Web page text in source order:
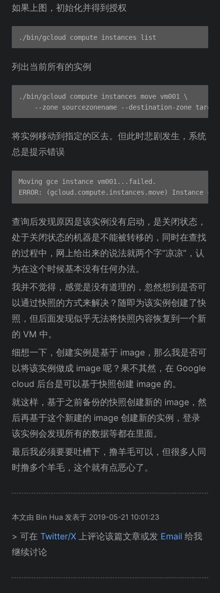
如果上图，初始化并得到授权
列出当前所有的实例
./bin/gcloud compute instances move vm001 \
将实例移动到指定的区去。但此时悲剧发生，系统
总是提示错误
Moving gce instance vm001...failed.
查询后发现原因是该实例没有启动，是关闭状态，
处于关闭状态的机器是不能被转移的，同时在查找
的过程中，网上给出来的说法就两个字“凉凉”，认
为在这个时候基本没有任何办法。
我并不觉得，感觉是没有道理的，忽然想到是否可
以通过快照的方式来解决？随即为该实例创建了快
照，但后面发现似乎无法将快照内容恢复到一个新
的 VM 中。
细想一下，创建实例是基于 image，那么我是否可
以将该实例做成 image 呢？果不其然，在 Google
cloud 后台是可以基于快照创建 image 的。
就这样，基于之前备份的快照创建新的 image，然
后再基于这个新建的 image 创建新的实例，登录
该实例会发现所有的数据等都在里面。
最后我必须要要吐槽下，撸羊毛可以，但很多人同
时撸多个羊毛，这个就有点恶心了。
本文由 Bin Hua 发表于 2019-05-21 10:01:23
> 可在 Twitter/X 上评论该篇文章或发 Email 给我
继续讨论